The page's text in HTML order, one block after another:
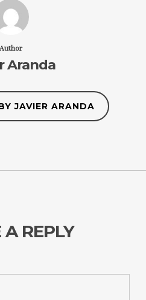
Author
Aranda
JAVIER ARANDA
A REPLY